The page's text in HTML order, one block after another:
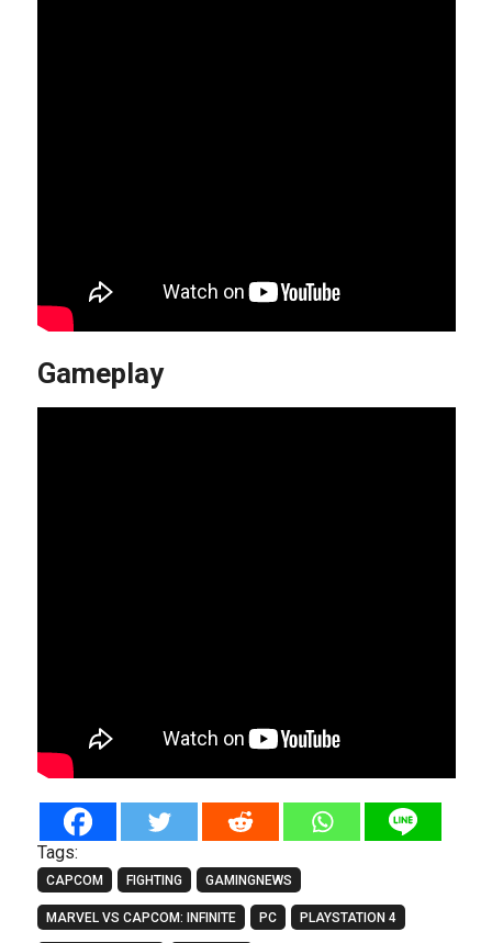
Gameplay
Tags:
CAPCOM FIGHTING GAMINGNEWS
MARVEL VS CAPCOM: INFINITE PC PLAYSTATION 4